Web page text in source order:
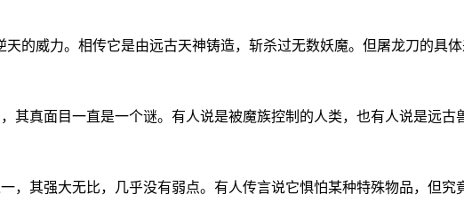
的威力。相传它是由远古天神铸造，斩杀过无数妖魔。但屠龙刀的具体
其真面目一直是一个谜。有人说是被魔族控制的人类，也有人说是远古
，其强大无比，几乎没有弱点。有人传言说它惧怕某种特殊物品，但究